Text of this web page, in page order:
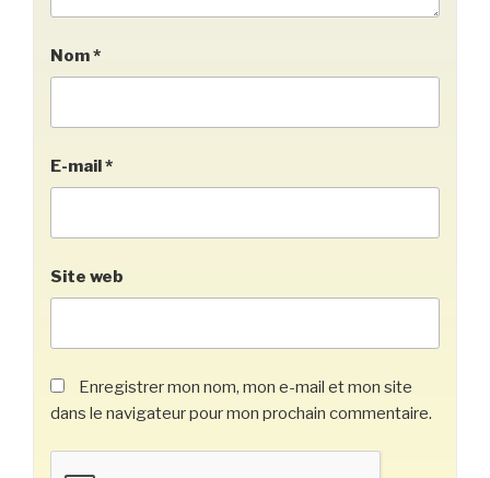
Nom*
E-mail*
Site web
Enregistrer mon nom, mon e-mail et mon site
dans le navigateur pour mon prochain commentaire.